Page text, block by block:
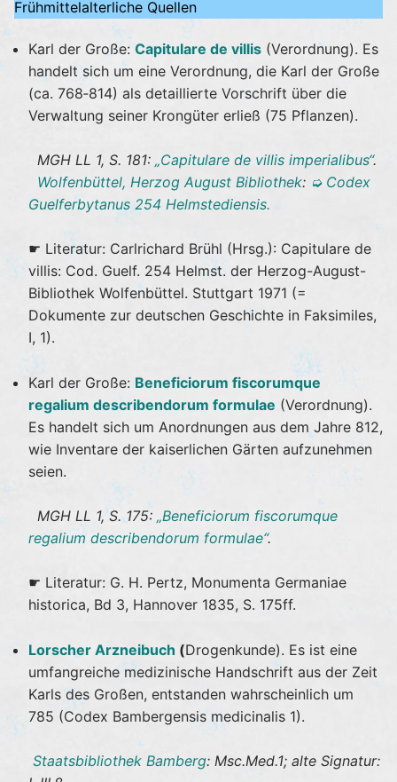
Frühmittelalterliche Quellen
Karl der Große: Capitulare de villis (Verordnung). Es
handelt sich um eine Verordnung, die Karl der Große
(ca. 768‐814) als detaillierte Vorschrift über die
Verwaltung seiner Krongüter erließ (75 Pflanzen).
MGH LL 1, S. 181: „Capitulare de villis imperialibus“.
Wolfenbüttel, Herzog August Bibliothek: ➭ Codex
Guelferbytanus 254 Helmstediensis.
☛ Literatur: Carlrichard Brühl (Hrsg.): Capitulare de
villis: Cod. Guelf. 254 Helmst. der Herzog-August-
Bibliothek Wolfenbüttel. Stuttgart 1971 (=
Dokumente zur deutschen Geschichte in Faksimiles,
I, 1).
Karl der Große: Beneficiorum fiscorumque
regalium describendorum formulae (Verordnung).
Es handelt sich um Anordnungen aus dem Jahre 812,
wie Inventare der kaiserlichen Gärten aufzunehmen
seien.
MGH LL 1, S. 175: „Beneficiorum fiscorumque
regalium describendorum formulae“.
☛ Literatur: G. H. Pertz, Monumenta Germaniae
historica, Bd 3, Hannover 1835, S. 175ff.
Lorscher Arzneibuch (Drogenkunde). Es ist eine
umfangreiche medizinische Handschrift aus der Zeit
Karls des Großen, entstanden wahrscheinlich um
785 (Codex Bambergensis medicinalis 1).
Staatsbibliothek Bamberg: Msc.Med.1; alte Signatur: